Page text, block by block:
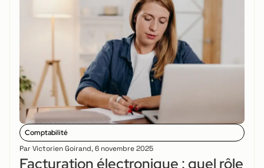
Comptabilité
Par Victorien Goirand,6 novembre 2025
Facturation électronique : quel rôle